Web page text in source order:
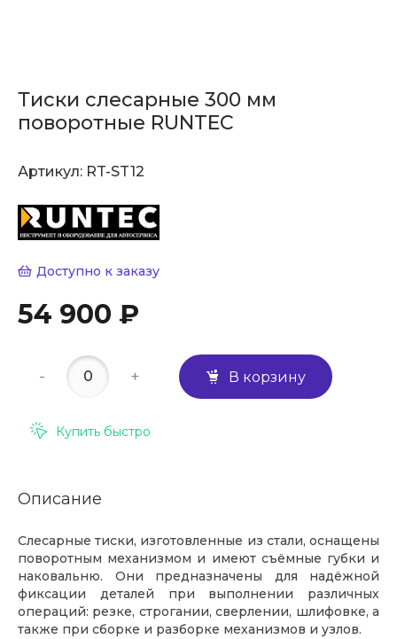
Тиски слесарные 300 мм
поворотные RUNTEC
Артикул: RT-ST12
Доступно к заказу
54 900 ₽
- + В корзину
Купить быстро
Описание
Слесарные тиски, изготовленные из стали, оснащены
поворотным механизмом и имеют съёмные губки и
наковальню. Они предназначены для надёжной
фиксации деталей при выполнении различных
операций: резке, строгании, сверлении, шлифовке, а
также при сборке и разборке механизмов и узлов.